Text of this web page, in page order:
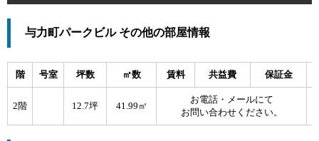
与力町パークビル その他の部屋情報
階 号室 坪数 ㎡数 賃料 共益費 保証金
2階 12.7坪 41.99㎡
お電話・メールにて
お問い合わせください。